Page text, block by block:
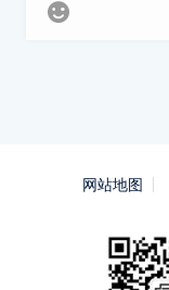

网站地图